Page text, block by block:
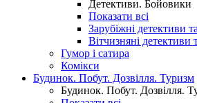
Детективи. Бойовики
Показати всі
Зарубіжні детективи
Вітчизняні детективи
Гумор і сатира
Комікси
Будинок. Побут. Дозвілля. Туризм
Будинок. Побут. Дозвілля.